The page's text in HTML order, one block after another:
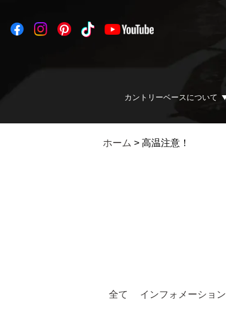
カントリーベースについて
ホーム > 高温注意！
全て インフォメーション